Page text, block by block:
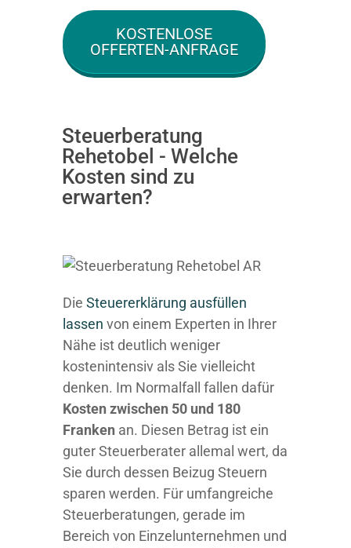
KOSTENLOSE
OFFERTEN-ANFRAGE
Steuerberatung
Rehetobel - Welche
Kosten sind zu
erwarten?
Die Steuererklärung ausfüllen
lassen von einem Experten in Ihrer
Nähe ist deutlich weniger
kostenintensiv als Sie vielleicht
denken. Im Normalfall fallen dafür
Kosten zwischen 50 und 180
Franken an. Diesen Betrag ist ein
guter Steuerberater allemal wert, da
Sie durch dessen Beizug Steuern
sparen werden. Für umfangreiche
Steuerberatungen, gerade im
Bereich von Einzelunternehmen und